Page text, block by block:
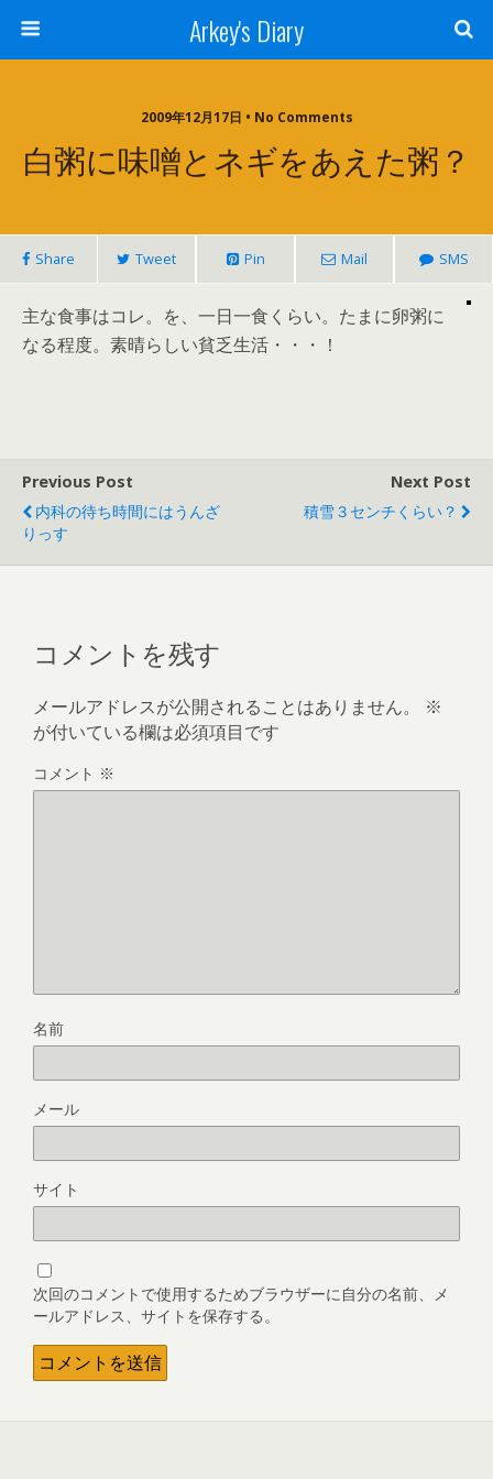
Arkey's Diary
2009年12月17日 • No Comments
白粥に味噌とネギをあえた粥？
Share Tweet Pin Mail SMS
主な食事はコレ。を、一日一食くらい。たまに卵粥に
なる程度。素晴らしい貧乏生活・・・！
Previous Post
内科の待ち時間にはうんざ
りっす
Next Post
積雪３センチくらい？
コメントを残す
メールアドレスが公開されることはありません。
※
が付いている欄は必須項目です
コメント ※
名前
メール
サイト
次回のコメントで使用するためブラウザーに自分の名前、メ
ールアドレス、サイトを保存する。